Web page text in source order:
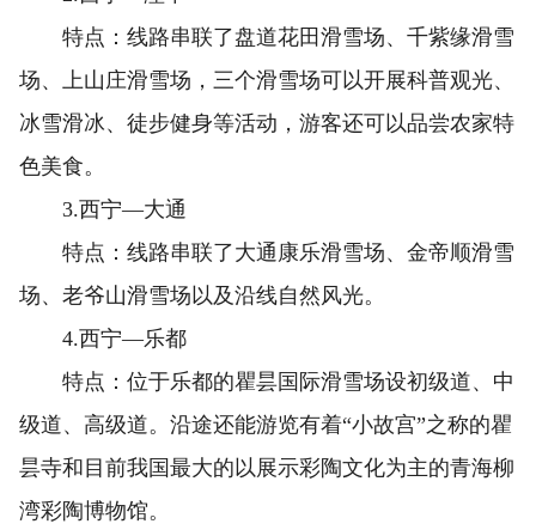
特点：线路串联了盘道花田滑雪场、千紫缘滑雪
场、上山庄滑雪场，三个滑雪场可以开展科普观光、
冰雪滑冰、徒步健身等活动，游客还可以品尝农家特
色美食。
3.西宁—大通
特点：线路串联了大通康乐滑雪场、金帝顺滑雪
场、老爷山滑雪场以及沿线自然风光。
4.西宁—乐都
特点：位于乐都的瞿昙国际滑雪场设初级道、中
级道、高级道。沿途还能游览有着“小故宫”之称的瞿
昙寺和目前我国最大的以展示彩陶文化为主的青海柳
湾彩陶博物馆。